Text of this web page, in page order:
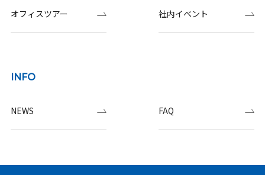
オフィスツアー 社内イベント
INFO
NEWS FAQ